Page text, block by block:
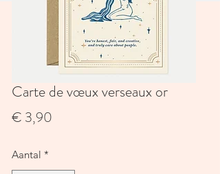
Carte de vœux verseaux or
€ 3,90
Aantal *